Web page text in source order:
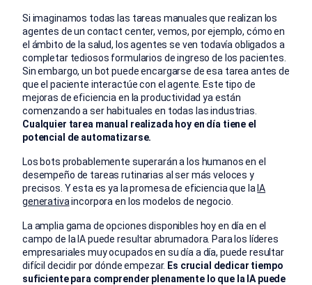
Si imaginamos todas las tareas manuales que realizan los
agentes de un contact center, vemos, por ejemplo, cómo en
el ámbito de la salud, los agentes se ven todavía obligados a
completar tediosos formularios de ingreso de los pacientes.
Sin embargo, un bot puede encargarse de esa tarea antes de
que el paciente interactúe con el agente. Este tipo de
mejoras de eficiencia en la productividad ya están
comenzando a ser habituales en todas las industrias.
Cualquier tarea manual realizada hoy en día tiene el
potencial de automatizarse.
Los bots probablemente superarán a los humanos en el
desempeño de tareas rutinarias al ser más veloces y
precisos. Y esta es ya la promesa de eficiencia que la IA
generativaincorpora en los modelos de negocio.
La amplia gama de opciones disponibles hoy en día en el
campo de la IA puede resultar abrumadora. Para los líderes
empresariales muy ocupados en su día a día, puede resultar
difícil decidir por dónde empezar. Es crucial dedicar tiempo
suficiente para comprender plenamente lo que la IA puede